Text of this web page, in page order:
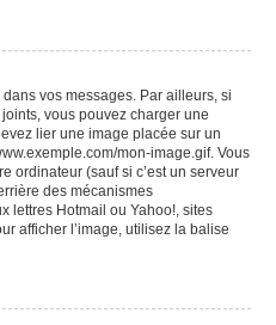
vos messages. Par ailleurs, si
vous pouvez charger une
lier une image placée sur un
mon-image.gif. Vous
ordinateur (sauf si c’est un serveur
des mécanismes
lettres Hotmail ou Yahoo!, sites
afficher l’image, utilisez la balise